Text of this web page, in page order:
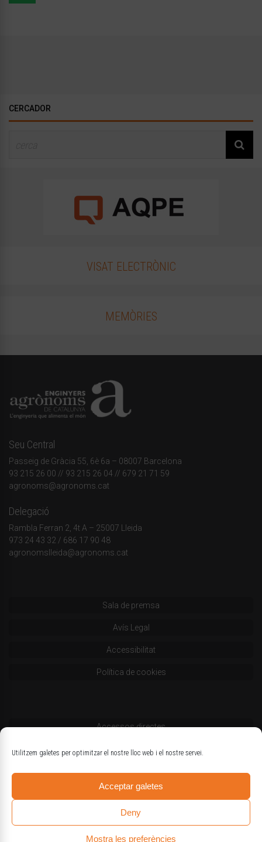
Utilitzem galetes per optimitzar el nostre lloc web i el nostre servei.
Acceptar galetes
Deny
Mostra les preferències
CERCADOR
VISAT ELECTRÒNIC
MEMÒRIES
Seu Central
Passeig de Gràcia 55, 6è 6a – 08007 Barcelona
93 215 26 00 // 93 215 26 04 // 679 21 71 59
agronoms@agronoms.cat
Delegació
Rambla Ferran 2, 4t A – 25007 Lleida
973 24 43 32 / 686 17 90 48
agronomslleida@agronoms.cat
Sala de premsa
Avís Legal
Accessibilitat
Política de cookies
Accessos directes
Codi deontològic
Estatuts
Logotips oficials